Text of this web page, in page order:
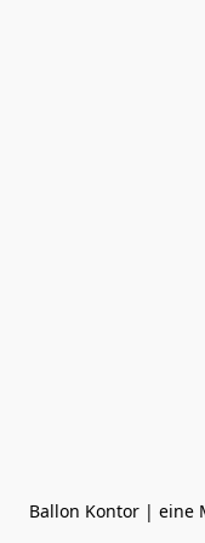
Ballon Kontor | eine